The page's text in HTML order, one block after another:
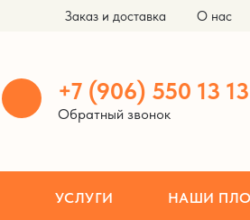
Обратный звонок
+7 (906) 550 13 13
Заказ и доставка О нас
НАШИ ПЛОЩАДКИ
УСЛУГИ НАШИ